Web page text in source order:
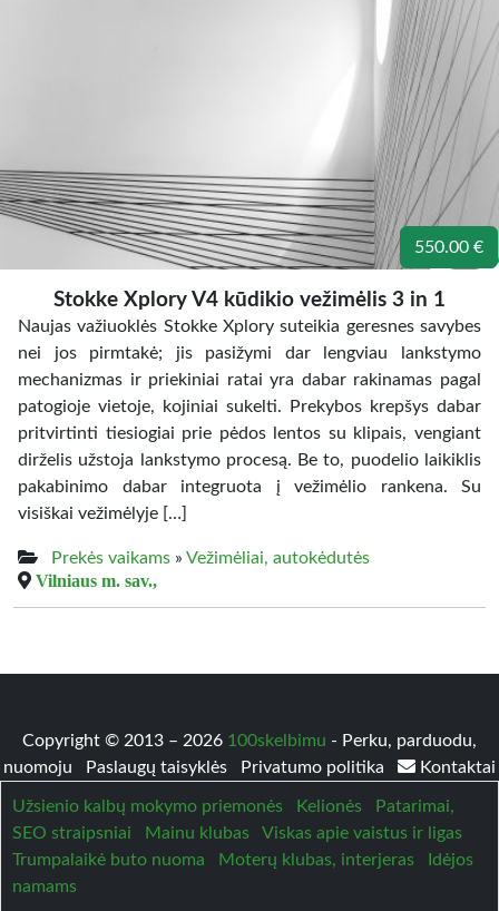
550.00 €
Stokke Xplory V4 kūdikio vežimėlis 3 in 1
Naujas važiuoklės Stokke Xplory suteikia geresnes savybes
nei jos pirmtakė; jis pasižymi dar lengviau lankstymo
mechanizmas ir priekiniai ratai yra dabar rakinamas pagal
patogioje vietoje, kojiniai sukelti. Prekybos krepšys dabar
pritvirtinti tiesiogiai prie pėdos lentos su klipais, vengiant
dirželis užstoja lankstymo procesą. Be to, puodelio laikiklis
pakabinimo dabar integruota į vežimėlio rankena. Su
visiškai vežimėlyje […]
Prekės vaikams » Vežimėliai, autokėdutės
Vilniaus m. sav.,
Copyright © 2013 – 2026 100skelbimu - Perku, parduodu,
nuomoju
Paslaugų taisyklės Privatumo politika Kontaktai
Užsienio kalbų mokymo priemonės Kelionės
Patarimai,
SEO straipsniai
Mainu klubas
Viskas apie vaistus ir ligas
Trumpalaikė buto nuoma
Moterų klubas, interjeras
Idėjos
namams